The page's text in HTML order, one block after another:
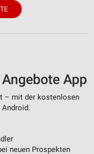
App
– mit der kostenlosen
Android.
neuen Prospekten
oder